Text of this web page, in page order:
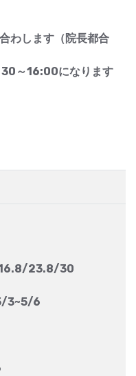
わします（院長都合
30～16:00になります
23.8/30
3~5/6